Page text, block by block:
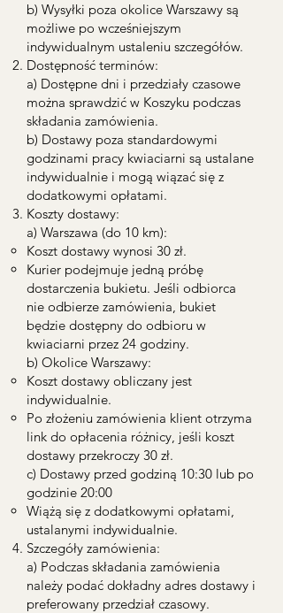
b) Wysyłki poza okolice Warszawy są
możliwe po wcześniejszym
indywidualnym ustaleniu szczegółów.
Dostępność terminów:
a) Dostępne dni i przedziały czasowe
można sprawdzić w Koszyku podczas
składania zamówienia.
b) Dostawy poza standardowymi
godzinami pracy kwiaciarni są ustalane
indywidualnie i mogą wiązać się z
dodatkowymi opłatami.
Koszty dostawy:
a) Warszawa (do 10 km):
Koszt dostawy wynosi 30 zł.
Kurier podejmuje jedną próbę
dostarczenia bukietu. Jeśli odbiorca
nie odbierze zamówienia, bukiet
będzie dostępny do odbioru w
kwiaciarni przez 24 godziny.
b) Okolice Warszawy:
Koszt dostawy obliczany jest
indywidualnie.
Po złożeniu zamówienia klient otrzyma
link do opłacenia różnicy, jeśli koszt
dostawy przekroczy 30 zł.
c) Dostawy przed godziną 10:30 lub po
godzinie 20:00
Wiążą się z dodatkowymi opłatami,
ustalanymi indywidualnie.
Szczegóły zamówienia:
a) Podczas składania zamówienia
należy podać dokładny adres dostawy i
preferowany przedział czasowy.